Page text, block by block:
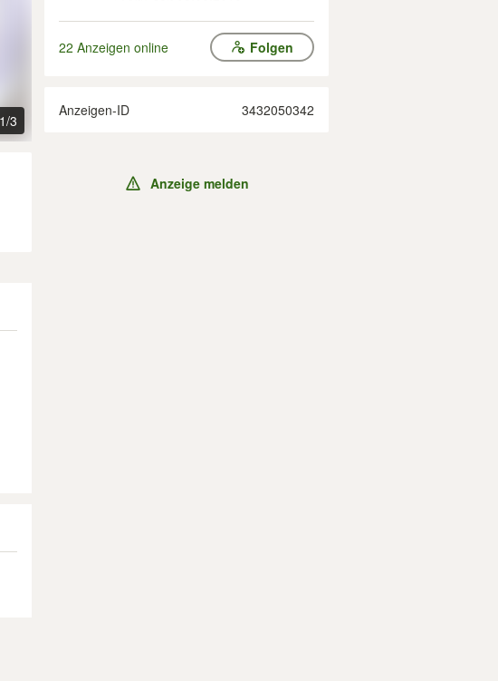
1/3
22 Anzeigen online Folgen
Anzeigen-ID 3432050342
Anzeige melden